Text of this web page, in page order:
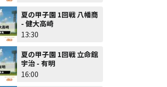
夏の甲子園 1回戦 八幡商
- 健大高崎
13:30
夏の甲子園 1回戦 立命館
宇治 - 有明
16:00